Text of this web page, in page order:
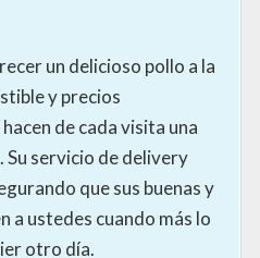
un delicioso pollo a la
y precios
de cada visita una
Su servicio de delivery
que sus buenas y
a ustedes cuando más lo
otro día.